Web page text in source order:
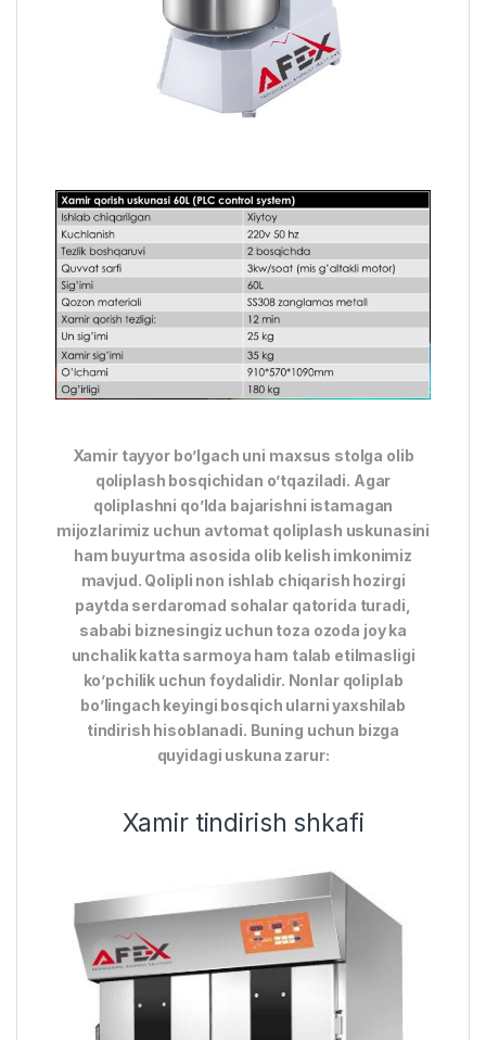
Xamir tayyor bo’lgach uni maxsus stolga olib
qoliplash bosqichidan o’tqaziladi. Agar
qoliplashni qo’lda bajarishni istamagan
mijozlarimiz uchun avtomat qoliplash uskunasini
ham buyurtma asosida olib kelish imkonimiz
mavjud. Qolipli non ishlab chiqarish hozirgi
paytda serdaromad sohalar qatorida turadi,
sababi biznesingiz uchun toza ozoda joy ka
unchalik katta sarmoya ham talab etilmasligi
ko’pchilik uchun foydalidir. Nonlar qoliplab
bo’lingach keyingi bosqich ularni yaxshilab
tindirish hisoblanadi. Buning uchun bizga
quyidagi uskuna zarur:
Xamir tindirish shkafi